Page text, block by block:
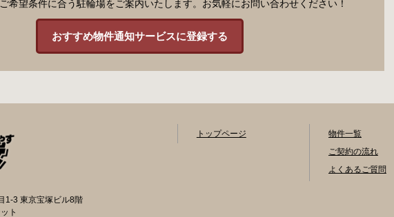
希望条件に合う駐輪場をご案内いたします。お気軽にお問い合わせください！
おすすめ物件通知サービスに登録する
1-3 東京宝塚ビル8階
ト
トップページ
物件一覧
ご契約の流れ
よくあるご質問